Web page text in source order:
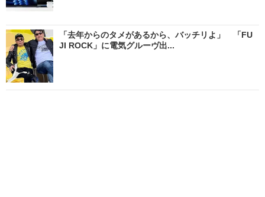
「去年からのタメがあるから、バッチリよ」 「FU
JI ROCK」に電気グルーヴ出...